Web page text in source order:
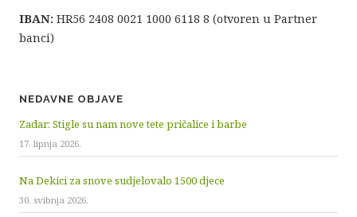
IBAN: HR56 2408 0021 1000 6118 8 (otvoren u Partner
banci)
NEDAVNE OBJAVE
Zadar: Stigle su nam nove tete pričalice i barbe
17. lipnja 2026.
Na Dekici za snove sudjelovalo 1500 djece
30. svibnja 2026.